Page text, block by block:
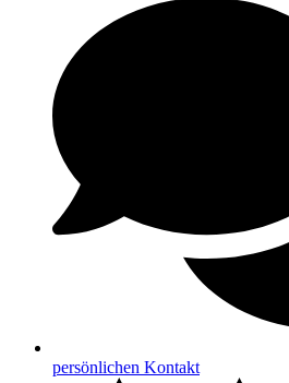
persönlichen Kontakt